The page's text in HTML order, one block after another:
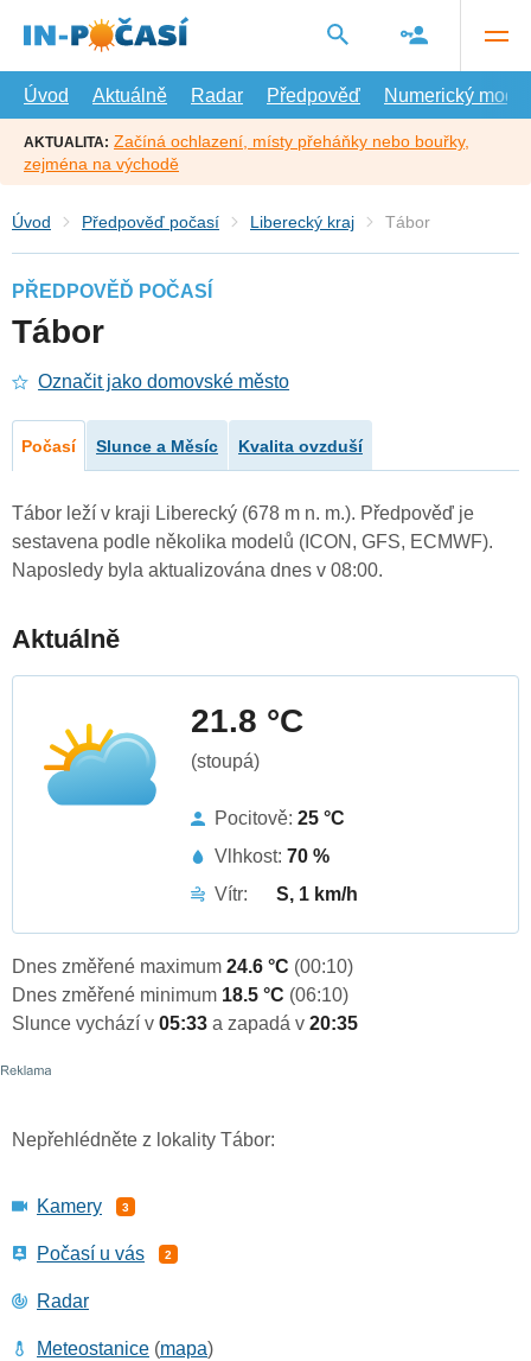
hlavní
Úvod
Aktuálně Radar Předpověď Numerický model
AKTUALITA: Začíná ochlazení, místy přeháňky nebo bouřky,
zejména na východě
Úvod Předpověď počasí Liberecký kraj Tábor
PŘEDPOVĚĎ POČASÍ
Tábor
Označit jako domovské město
Počasí Slunce a Měsíc Kvalita ovzduší
Tábor leží v kraji Liberecký (678 m n. m.). Předpověď je
sestavena podle několika modelů (ICON, GFS, ECMWF).
Naposledy byla aktualizována dnes v 08:00.
Aktuálně
21.8 °C
(stoupá)
Pocitově: 25 °C
Vlhkost: 70 %
Vítr:
S, 1 km/h
Dnes změřené maximum 24.6 °C (00:10)
Dnes změřené minimum 18.5 °C (06:10)
Slunce vychází v 05:33 a zapadá v 20:35
Nepřehlédněte z lokality Tábor:
Kamery 3
Počasí u vás 2
Radar
Meteostanice (mapa)